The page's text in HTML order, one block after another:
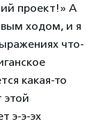
проект!» А
ходом, и я
что-
какая-то
этой
э-э-эх